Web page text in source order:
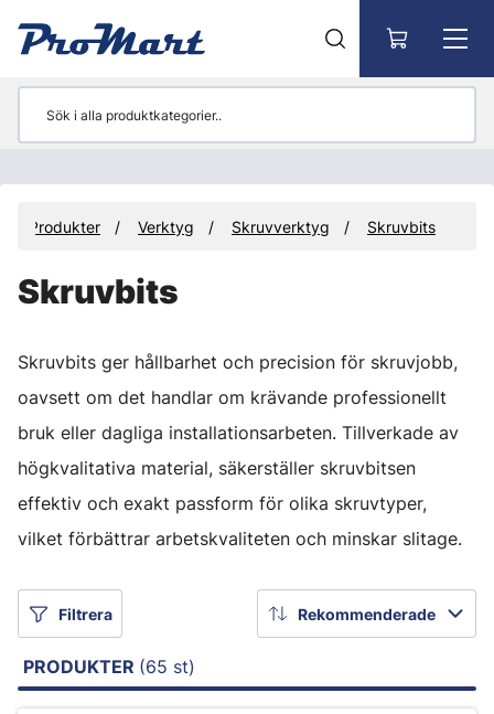
Produkter Verktyg Skruvverktyg Skruvbits
Skruvbits
Skruvbits ger hållbarhet och precision för skruvjobb,
oavsett om det handlar om krävande professionellt
bruk eller dagliga installationsarbeten. Tillverkade av
högkvalitativa material, säkerställer skruvbitsen
effektiv och exakt passform för olika skruvtyper,
vilket förbättrar arbetskvaliteten och minskar slitage.
Filtrera Rekommenderade
PRODUKTER (65 st)